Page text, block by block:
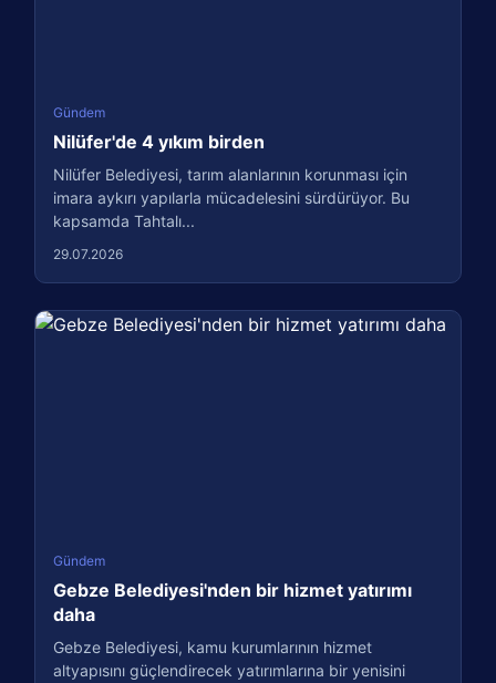
Gündem
Nilüfer'de 4 yıkım birden
Nilüfer Belediyesi, tarım alanlarının korunması için
imara aykırı yapılarla mücadelesini sürdürüyor. Bu
kapsamda Tahtalı...
29.07.2026
Gündem
Gebze Belediyesi'nden bir hizmet yatırımı
daha
Gebze Belediyesi, kamu kurumlarının hizmet
altyapısını güçlendirecek yatırımlarına bir yenisini